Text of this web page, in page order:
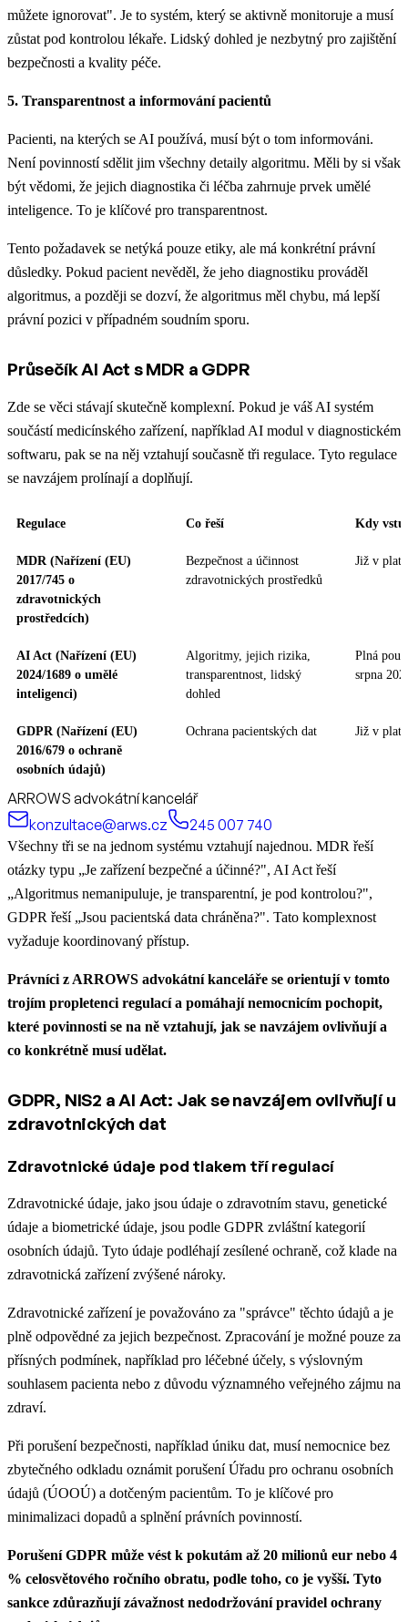
můžete ignorovat". Je to systém, který se aktivně monitoruje a musí
zůstat pod kontrolou lékaře. Lidský dohled je nezbytný pro zajištění
bezpečnosti a kvality péče.
5. Transparentnost a informování pacientů
Pacienti, na kterých se AI používá, musí být o tom informováni.
Není povinností sdělit jim všechny detaily algoritmu. Měli by si však
být vědomi, že jejich diagnostika či léčba zahrnuje prvek umělé
inteligence. To je klíčové pro transparentnost.
Tento požadavek se netýká pouze etiky, ale má konkrétní právní
důsledky. Pokud pacient nevěděl, že jeho diagnostiku prováděl
algoritmus, a později se dozví, že algoritmus měl chybu, má lepší
právní pozici v případném soudním sporu.
Průsečík AI Act s MDR a GDPR
Zde se věci stávají skutečně komplexní. Pokud je váš AI systém
součástí medicínského zařízení, například AI modul v diagnostickém
softwaru, pak se na něj vztahují současně tři regulace. Tyto regulace
se navzájem prolínají a doplňují.
Regulace Co řeší Kdy
MDR (Nařízení (EU)
2017/745 o
zdravotnických
prostředcích)
Bezpečnost a účinnost
zdravotnických prostředků
Již v
AI Act (Nařízení (EU)
2024/1689 o umělé
inteligenci)
Algoritmy, jejich rizika,
transparentnost, lidský
dohled
Plná
srpna
GDPR (Nařízení (EU)
2016/679 o ochraně
osobních údajů)
Ochrana pacientských dat Již v
ARROWS advokátní kancelář
konzultace@arws.cz
245 007 740
Všechny tři se na jednom systému vztahují najednou. MDR řeší
otázky typu „Je zařízení bezpečné a účinné?", AI Act řeší
„Algoritmus nemanipuluje, je transparentní, je pod kontrolou?",
GDPR řeší „Jsou pacientská data chráněna?". Tato komplexnost
vyžaduje koordinovaný přístup.
Právníci z ARROWS advokátní kanceláře se orientují v tomto
trojím propletenci regulací a pomáhají nemocnicím pochopit,
které povinnosti se na ně vztahují, jak se navzájem ovlivňují a
co konkrétně musí udělat.
GDPR, NIS2 a AI Act: Jak se navzájem ovlivňují u
zdravotnických dat
Zdravotnické údaje pod tlakem tří regulací
Zdravotnické údaje, jako jsou údaje o zdravotním stavu, genetické
údaje a biometrické údaje, jsou podle GDPR zvláštní kategorií
osobních údajů. Tyto údaje podléhají zesílené ochraně, což klade na
zdravotnická zařízení zvýšené nároky.
Zdravotnické zařízení je považováno za "správce" těchto údajů a je
plně odpovědné za jejich bezpečnost. Zpracování je možné pouze za
přísných podmínek, například pro léčebné účely, s výslovným
souhlasem pacienta nebo z důvodu významného veřejného zájmu na
zdraví.
Při porušení bezpečnosti, například úniku dat, musí nemocnice bez
zbytečného odkladu oznámit porušení Úřadu pro ochranu osobních
údajů (ÚOOÚ) a dotčeným pacientům. To je klíčové pro
minimalizaci dopadů a splnění právních povinností.
Porušení GDPR může vést k pokutám až 20 milionů eur nebo 4
% celosvětového ročního obratu, podle toho, co je vyšší. Tyto
sankce zdůrazňují závažnost nedodržování pravidel ochrany